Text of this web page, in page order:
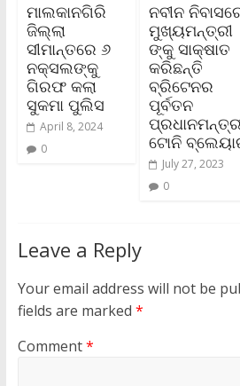
ମାଲକାନଗିରି
ଜିଲ୍ଲା
ସୀମାନ୍ତରେ ୬
ନକ୍ସଲଙ୍କୁ
ଗିରଫ କଲା
ସୁକମା ପୁଲିସ
April 8, 2024
0
ନବୀନ
ମୁଖ୍ୟମନ୍ତ୍ରୀ
ଙ୍କୁ ସାକ୍ଷାତ
କରିଛନ୍ତି
ବ୍ରିଟେନର
ପୂର୍ବତନ
ଟୋନି
July 27, 2023
0
Leave a Reply
Your email address will not be
fields are marked *
Comment*